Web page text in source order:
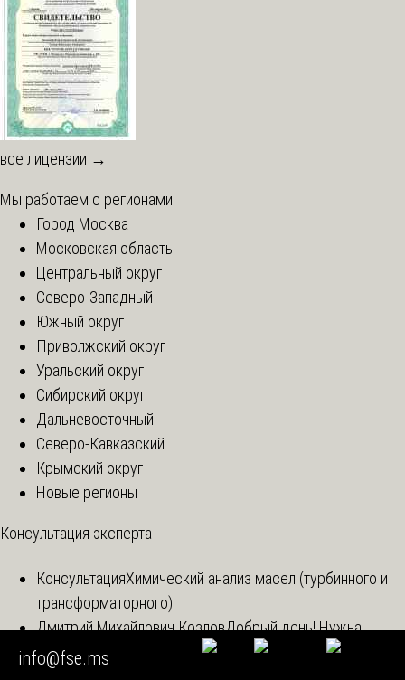
все лицензии →
Мы работаем с регионами
Город Москва
Московская область
Центральный округ
Северо-Западный
Южный округ
Приволжский округ
Уральский округ
Сибирский округ
Дальневосточный
Северо-Кавказский
Крымский округ
Новые регионы
Консультация эксперта
КонсультацияХимический анализ масел (турбинного и
трансформаторного)
Дмитрий Михайлович КозловДобрый день! Нужна
оценочная экспертиза для суда на предмет стоимости
info@fse.ms